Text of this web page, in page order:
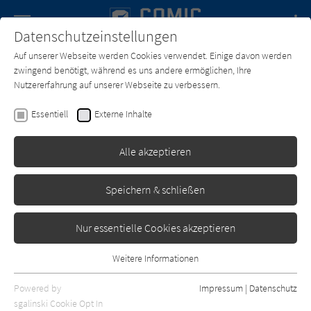
SUCHE Forum Charts Newsletter
Joe Harris
Standard
nur rezensierte Titel anzeigen
Datenschutzeinstellungen
Auf unserer Webseite werden Cookies verwendet. Einige davon werden
zwingend benötigt, während es uns andere ermöglichen, Ihre
Nutzererfahrung auf unserer Webseite zu verbessern.
Essentiell Externe Inhalte
Alle akzeptieren
Speichern & schließen
Nur essentielle Cookies akzeptieren
Essentielle Cookies werden für grundlegende Funktionen der
Webseite benötigt. Dadurch ist gewährleistet, dass die Webseite
Weitere Informationen
Powered by
sgalinski Cookie Opt In
Impressum | Datenschutz